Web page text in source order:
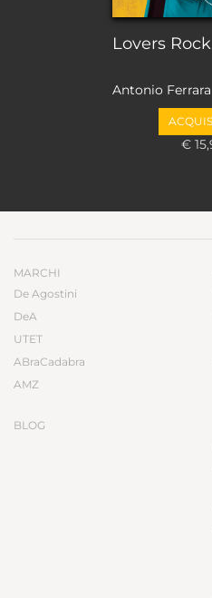
Lovers Rock
Antonio Ferrara
€
MARCHI
De Agostini
DeA
UTET
ABraCadabra
AMZ
BLOG